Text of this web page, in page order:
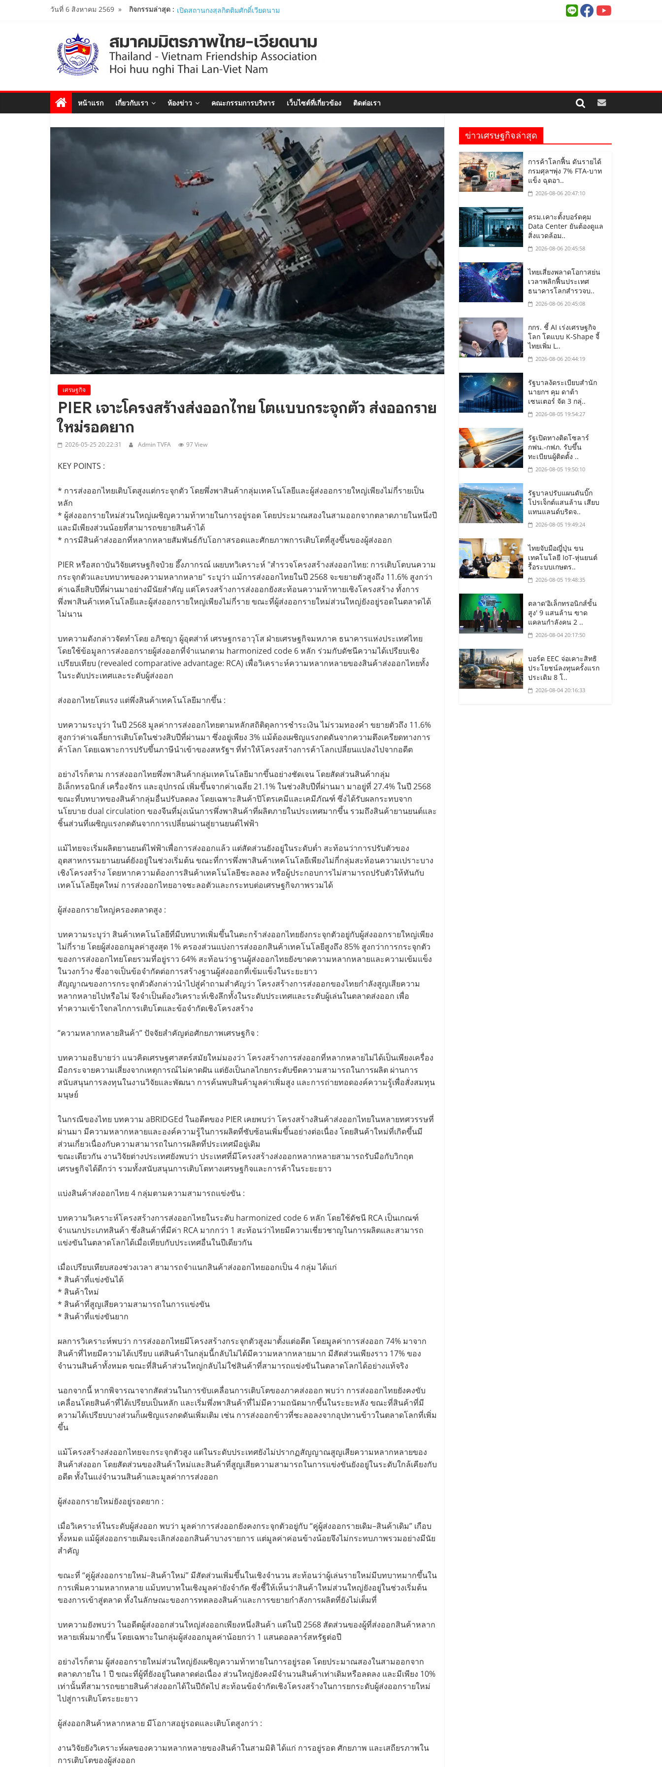
วันที่ 6 สิงหาคม 2569 » กิจกรรมล่าสุด : สมาคมร่วมนำนักศึกษาเวียดนาม
นายกสมาคมมิตรภาพไทย-เวียดนาม
ร่วมคณะติดตามนายกรัฐมนตรีและ
รัฐมนตรีว่าการกระทรวงมหาดไทย
เยือนเวียดนามอย่างเป็นทางการ..
งาน Thailand–Vietnam Business
Forum 2026 เฉลิมฉลอง 50 ปีความ
สมาคมมิตรภาพไทย-เวียดนาม ประชุม
หารือกับ เอกอัครราชทูตสาธารณรัฐ
สังคมนิยมเวียดนาม ประจำประเทศไทย
สมาคมมิตรภาพไทย-เวียดนามร่วมพิธี
เปิดสถานกงสุลกิตติมศักดิ์เวียดนาม
ประจำจังหวัดภูเก็ต และงานสัมมนา
Viet Nam Connect Forum ..
หน้าแรก เกี่ยวกับเรา ห้องข่าว คณะกรรมการบริหาร เว็บไซต์ที่เกี่ยวข้อง ติดต่อเรา
เศรษฐกิจ
PIER เจาะโครงสร้างส่งออกไทย โตแบบกระจุกตัว ส่งออกราย
ใหม่รอดยาก
2026-05-25 20:22:31 Admin TVFA 97 View
KEY POINTS :
* การส่งออกไทยเติบโตสูงแต่กระจุกตัว โดยพึ่งพาสินค้ากลุ่มเทคโนโลยีและผู้ส่งออกรายใหญ่เพียงไม่กี่รายเป็น
หลัก
* ผู้ส่งออกรายใหม่ส่วนใหญ่เผชิญความท้าทายในการอยู่รอด โดยประมาณสองในสามออกจากตลาดภายในหนึ่งปี
และมีเพียงส่วนน้อยที่สามารถขยายสินค้าได้
* การมีสินค้าส่งออกที่หลากหลายสัมพันธ์กับโอกาสรอดและศักยภาพการเติบโตที่สูงขึ้นของผู้ส่งออก
PIER หรือสถาบันวิจัยเศรษฐกิจป๋วย อึ๊งภากรณ์ เผยบทวิเคราะห์ "สำรวจโครงสร้างส่งออกไทย: การเติบโตบนความ
กระจุกตัวและบทบาทของความหลากหลาย" ระบุว่า แม้การส่งออกไทยในปี 2568 จะขยายตัวสูงถึง 11.6% สูงกว่า
ค่าเฉลี่ยสิบปีที่ผ่านมาอย่างมีนัยสำคัญ แต่โครงสร้างการส่งออกยังสะท้อนความท้าทายเชิงโครงสร้าง ทั้งการ
พึ่งพาสินค้าเทคโนโลยีและผู้ส่งออกรายใหญ่เพียงไม่กี่ราย ขณะที่ผู้ส่งออกรายใหม่ส่วนใหญ่ยังอยู่รอดในตลาดได้
ไม่นาน
บทความดังกล่าวจัดทำโดย อภิชญา ผู้อุตส่าห์ เศรษฐกรอาวุโส ฝ่ายเศรษฐกิจมหภาค ธนาคารแห่งประเทศไทย
โดยใช้ข้อมูลการส่งออกรายผู้ส่งออกที่จำแนกตาม harmonized code 6 หลัก ร่วมกับดัชนีความได้เปรียบเชิง
เปรียบเทียบ (revealed comparative advantage: RCA) เพื่อวิเคราะห์ความหลากหลายของสินค้าส่งออกไทยทั้ง
ในระดับประเทศและระดับผู้ส่งออก
ส่งออกไทยโตแรง แต่พึ่งสินค้าเทคโนโลยีมากขึ้น :
บทความระบุว่า ในปี 2568 มูลค่าการส่งออกไทยตามหลักสถิติดุลการชำระเงิน ไม่รวมทองคำ ขยายตัวถึง 11.6%
สูงกว่าค่าเฉลี่ยการเติบโตในช่วงสิบปีที่ผ่านมา ซึ่งอยู่เพียง 3% แม้ต้องเผชิญแรงกดดันจากความตึงเครียดทางการ
ค้าโลก โดยเฉพาะการปรับขึ้นภาษีนำเข้าของสหรัฐฯ ที่ทำให้โครงสร้างการค้าโลกเปลี่ยนแปลงไปจากอดีต
อย่างไรก็ตาม การส่งออกไทยพึ่งพาสินค้ากลุ่มเทคโนโลยีมากขึ้นอย่างชัดเจน โดยสัดส่วนสินค้ากลุ่ม
อิเล็กทรอนิกส์ เครื่องจักร และอุปกรณ์ เพิ่มขึ้นจากค่าเฉลี่ย 21.1% ในช่วงสิบปีที่ผ่านมา มาอยู่ที่ 27.4% ในปี 2568
ขณะที่บทบาทของสินค้ากลุ่มอื่นปรับลดลง โดยเฉพาะสินค้าปิโตรเคมีและเคมีภัณฑ์ ซึ่งได้รับผลกระทบจาก
นโยบาย dual circulation ของจีนที่มุ่งเน้นการพึ่งพาสินค้าที่ผลิตภายในประเทศมากขึ้น รวมถึงสินค้ายานยนต์และ
ชิ้นส่วนที่เผชิญแรงกดดันจากการเปลี่ยนผ่านสู่ยานยนต์ไฟฟ้า
แม้ไทยจะเริ่มผลิตยานยนต์ไฟฟ้าเพื่อการส่งออกแล้ว แต่สัดส่วนยังอยู่ในระดับต่ำ สะท้อนว่าการปรับตัวของ
อุตสาหกรรมยานยนต์ยังอยู่ในช่วงเริ่มต้น ขณะที่การพึ่งพาสินค้าเทคโนโลยีเพียงไม่กี่กลุ่มสะท้อนความเปราะบาง
เชิงโครงสร้าง โดยหากความต้องการสินค้าเทคโนโลยีชะลอลง หรือผู้ประกอบการไม่สามารถปรับตัวให้ทันกับ
เทคโนโลยียุคใหม่ การส่งออกไทยอาจชะลอตัวและกระทบต่อเศรษฐกิจภาพรวมได้
ผู้ส่งออกรายใหญ่ครองตลาดสูง :
บทความระบุว่า สินค้าเทคโนโลยีที่มีบทบาทเพิ่มขึ้นในตะกร้าส่งออกไทยยังกระจุกตัวอยู่กับผู้ส่งออกรายใหญ่เพียง
ไม่กี่ราย โดยผู้ส่งออกมูลค่าสูงสุด 1% ครองส่วนแบ่งการส่งออกสินค้าเทคโนโลยีสูงถึง 85% สูงกว่าการกระจุกตัว
ของการส่งออกไทยโดยรวมที่อยู่ราว 64% สะท้อนว่าฐานผู้ส่งออกไทยยังขาดความหลากหลายและความเข้มแข็ง
ในวงกว้าง ซึ่งอาจเป็นข้อจำกัดต่อการสร้างฐานผู้ส่งออกที่เข้มแข็งในระยะยาว
สัญญาณของการกระจุกตัวดังกล่าวนำไปสู่คำถามสำคัญว่า โครงสร้างการส่งออกของไทยกำลังสูญเสียความ
หลากหลายไปหรือไม่ จึงจำเป็นต้องวิเคราะห์เชิงลึกทั้งในระดับประเทศและระดับผู้เล่นในตลาดส่งออก เพื่อ
ทำความเข้าใจกลไกการเติบโตและข้อจำกัดเชิงโครงสร้าง
“ความหลากหลายสินค้า” ปัจจัยสำคัญต่อศักยภาพเศรษฐกิจ :
บทความอธิบายว่า แนวคิดเศรษฐศาสตร์สมัยใหม่มองว่า โครงสร้างการส่งออกที่หลากหลายไม่ได้เป็นเพียงเครื่อง
มือกระจายความเสี่ยงจากเหตุการณ์ไม่คาดฝัน แต่ยังเป็นกลไกยกระดับขีดความสามารถในการผลิต ผ่านการ
สนับสนุนการลงทุนในงานวิจัยและพัฒนา การค้นพบสินค้ามูลค่าเพิ่มสูง และการถ่ายทอดองค์ความรู้เพื่อสั่งสมทุน
มนุษย์
ในกรณีของไทย บทความ aBRIDGEd ในอดีตของ PIER เคยพบว่า โครงสร้างสินค้าส่งออกไทยในหลายทศวรรษที่
ผ่านมา มีความหลากหลายและองค์ความรู้ในการผลิตที่ซับซ้อนเพิ่มขึ้นอย่างต่อเนื่อง โดยสินค้าใหม่ที่เกิดขึ้นมี
ส่วนเกี่ยวเนื่องกับความสามารถในการผลิตที่ประเทศมีอยู่เดิม
ขณะเดียวกัน งานวิจัยต่างประเทศยังพบว่า ประเทศที่มีโครงสร้างส่งออกหลากหลายสามารถรับมือกับวิกฤต
เศรษฐกิจได้ดีกว่า รวมทั้งสนับสนุนการเติบโตทางเศรษฐกิจและการค้าในระยะยาว
แบ่งสินค้าส่งออกไทย 4 กลุ่มตามความสามารถแข่งขัน :
บทความวิเคราะห์โครงสร้างการส่งออกไทยในระดับ harmonized code 6 หลัก โดยใช้ดัชนี RCA เป็นเกณฑ์
จำแนกประเภทสินค้า ซึ่งสินค้าที่มีค่า RCA มากกว่า 1 สะท้อนว่าไทยมีความเชี่ยวชาญในการผลิตและสามารถ
แข่งขันในตลาดโลกได้เมื่อเทียบกับประเทศอื่นในปีเดียวกัน
เมื่อเปรียบเทียบสองช่วงเวลา สามารถจำแนกสินค้าส่งออกไทยออกเป็น 4 กลุ่ม ได้แก่
* สินค้าที่แข่งขันได้
* สินค้าใหม่
* สินค้าที่สูญเสียความสามารถในการแข่งขัน
* สินค้าที่แข่งขันยาก
ผลการวิเคราะห์พบว่า การส่งออกไทยมีโครงสร้างกระจุกตัวสูงมาตั้งแต่อดีต โดยมูลค่าการส่งออก 74% มาจาก
สินค้าที่ไทยมีความได้เปรียบ แต่สินค้าในกลุ่มนี้กลับไม่ได้มีความหลากหลายมาก มีสัดส่วนเพียงราว 17% ของ
จำนวนสินค้าทั้งหมด ขณะที่สินค้าส่วนใหญ่กลับไม่ใช่สินค้าที่สามารถแข่งขันในตลาดโลกได้อย่างแท้จริง
นอกจากนี้ หากพิจารณาจากสัดส่วนในการขับเคลื่อนการเติบโตของภาคส่งออก พบว่า การส่งออกไทยยังคงขับ
เคลื่อนโดยสินค้าที่ได้เปรียบเป็นหลัก และเริ่มพึ่งพาสินค้าที่ไม่มีความถนัดมากขึ้นในระยะหลัง ขณะที่สินค้าที่มี
ความได้เปรียบบางส่วนก็เผชิญแรงกดดันเพิ่มเติม เช่น การส่งออกข้าวที่ชะลอลงจากอุปทานข้าวในตลาดโลกที่เพิ่ม
ขึ้น
แม้โครงสร้างส่งออกไทยจะกระจุกตัวสูง แต่ในระดับประเทศยังไม่ปรากฏสัญญาณสูญเสียความหลากหลายของ
สินค้าส่งออก โดยสัดส่วนของสินค้าใหม่และสินค้าที่สูญเสียความสามารถในการแข่งขันยังอยู่ในระดับใกล้เคียงกับ
อดีต ทั้งในแง่จำนวนสินค้าและมูลค่าการส่งออก
ผู้ส่งออกรายใหม่ยังอยู่รอดยาก :
เมื่อวิเคราะห์ในระดับผู้ส่งออก พบว่า มูลค่าการส่งออกยังคงกระจุกตัวอยู่กับ “คู่ผู้ส่งออกรายเดิม–สินค้าเดิม” เกือบ
ทั้งหมด แม้ผู้ส่งออกรายเดิมจะเลิกส่งออกสินค้าบางรายการ แต่มูลค่าค่อนข้างน้อยจึงไม่กระทบภาพรวมอย่างมีนัย
สำคัญ
ขณะที่ “คู่ผู้ส่งออกรายใหม่–สินค้าใหม่” มีสัดส่วนเพิ่มขึ้นในเชิงจำนวน สะท้อนว่าผู้เล่นรายใหม่มีบทบาทมากขึ้นใน
การเพิ่มความหลากหลาย แม้บทบาทในเชิงมูลค่ายังจำกัด ซึ่งชี้ให้เห็นว่าสินค้าใหม่ส่วนใหญ่ยังอยู่ในช่วงเริ่มต้น
ของการเข้าสู่ตลาด ทั้งในลักษณะของการทดลองสินค้าและการขยายกำลังการผลิตที่ยังไม่เต็มที่
บทความยังพบว่า ในอดีตผู้ส่งออกส่วนใหญ่ส่งออกเพียงหนึ่งสินค้า แต่ในปี 2568 สัดส่วนของผู้ที่ส่งออกสินค้าหลาก
หลายเพิ่มมากขึ้น โดยเฉพาะในกลุ่มผู้ส่งออกมูลค่าน้อยกว่า 1 แสนดอลลาร์สหรัฐต่อปี
อย่างไรก็ตาม ผู้ส่งออกรายใหม่ส่วนใหญ่ยังเผชิญความท้าทายในการอยู่รอด โดยประมาณสองในสามออกจาก
ตลาดภายใน 1 ปี ขณะที่ผู้ที่ยังอยู่ในตลาดต่อเนื่อง ส่วนใหญ่ยังคงมีจำนวนสินค้าเท่าเดิมหรือลดลง และมีเพียง 10%
เท่านั้นที่สามารถขยายสินค้าส่งออกได้ในปีถัดไป สะท้อนข้อจำกัดเชิงโครงสร้างในการยกระดับผู้ส่งออกรายใหม่
ไปสู่การเติบโตระยะยาว
ผู้ส่งออกสินค้าหลากหลาย มีโอกาสอยู่รอดและเติบโตสูงกว่า :
งานวิจัยยังวิเคราะห์ผลของความหลากหลายของสินค้าในสามมิติ ได้แก่ การอยู่รอด ศักยภาพ และเสถียรภาพใน
การเติบโตของผู้ส่งออก
ข่าวเศรษฐกิจล่าสุด
การค้าโลกฟื้น ดันรายได้
กรมศุลฯพุ่ง 7% FTA-บาท
แข็ง ฉุดอา..
2026-08-06 20:47:10
ครม.เคาะตั้งบอร์ดคุม
Data Center ยันต้องดูแล
สิ่งแวดล้อม..
2026-08-06 20:45:58
ไทยเสี่ยงพลาดโอกาสย่น
เวลาพลิกฟื้นประเทศ
ธนาคารโลกสำรวจบ..
2026-08-06 20:45:08
กกร. ชี้ AI เร่งเศรษฐกิจ
โลก โตแบบ K-Shape จี้
ไทยเพิ่ม L..
2026-08-06 20:44:19
รัฐบาลงัดระเบียบสำนัก
นายกฯ คุม ดาต้า
เซนเตอร์ จัด 3 กลุ่..
2026-08-05 19:54:27
รัฐเปิดทางติดโซลาร์
กฟน.-กฟภ. รับขึ้น
ทะเบียนผู้ติดตั้ง ..
2026-08-05 19:50:10
รัฐบาลปรับแผนดันบิ๊ก
โปรเจ็กต์แสนล้าน เสียบ
แทนแลนด์บริดจ..
2026-08-05 19:49:24
ไทยจับมือญี่ปุ่น ขน
เทคโนโลยี IoT-หุ่นยนต์
รื้อระบบเกษตร..
2026-08-05 19:48:35
ตลาด'อิเล็กทรอนิกส์ขั้น
สูง' 9 แสนล้าน ฃาด
แคลนกำลังคน 2 ..
2026-08-04 20:17:50
บอร์ด EEC จ่อเคาะสิทธิ
ประโยชน์ลงทุนครั้งแรก
ประเดิม 8 โ..
2026-08-04 20:16:33